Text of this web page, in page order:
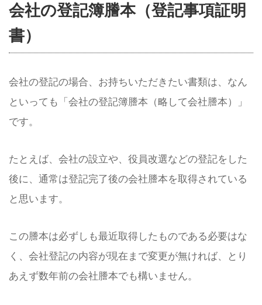
会社の登記簿謄本（登記事項証明
書）
会社の登記の場合、お持ちいただきたい書類は、なん
といっても「会社の登記簿謄本（略して会社謄本）」
です。
たとえば、会社の設立や、役員改選などの登記をした
後に、通常は登記完了後の会社謄本を取得されている
と思います。
この謄本は必ずしも最近取得したものである必要はな
く、会社登記の内容が現在まで変更が無ければ、とり
あえず数年前の会社謄本でも構いません。